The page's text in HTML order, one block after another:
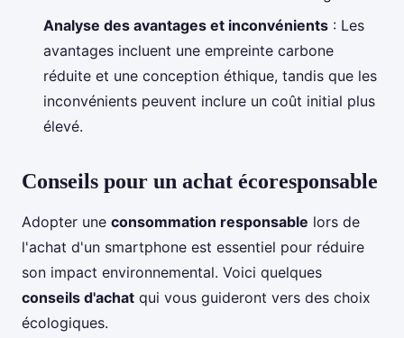
Analyse des avantages et inconvénients : Les
avantages incluent une empreinte carbone
réduite et une conception éthique, tandis que les
inconvénients peuvent inclure un coût initial plus
élevé.
Conseils pour un achat écoresponsable
Adopter une consommation responsable lors de
l'achat d'un smartphone est essentiel pour réduire
son impact environnemental. Voici quelques
conseils d'achat qui vous guideront vers des choix
écologiques.